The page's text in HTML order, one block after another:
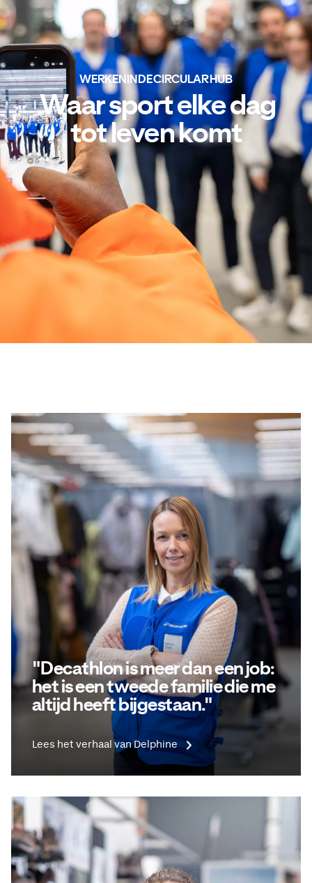
WERKEN IN DE CIRCULAR HUB
Waar sport elke dag
tot leven komt
"Decathlon is meer dan een job:
het is een tweede familie die me
altijd heeft bijgestaan."
Lees het verhaal van Delphine